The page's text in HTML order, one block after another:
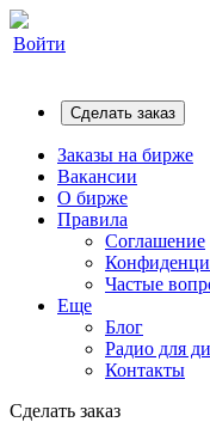
Войти
Сделать заказ
Заказы на бирже
Вакансии
О бирже
Правила
Соглашение
Частые
Еще
Блог
Радио для
Контакты
Сделать заказ